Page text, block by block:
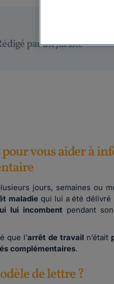
par un juriste
vous aider à
jours, semaines ou
maladie qui lui a été
lui incombent pendant
que l’arrêt de travail n’était
complémentaires.
de lettre ?